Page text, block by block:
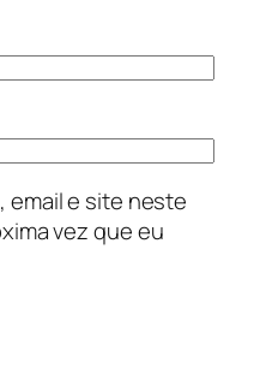
email e site neste
vez que eu